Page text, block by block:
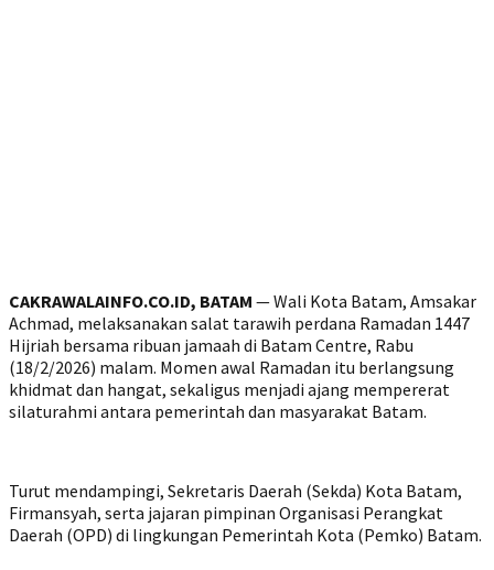
CAKRAWALAINFO.CO.ID, BATAM — Wali Kota Batam, Amsakar
Achmad, melaksanakan salat tarawih perdana Ramadan 1447
Hijriah bersama ribuan jamaah di Batam Centre, Rabu
(18/2/2026) malam. Momen awal Ramadan itu berlangsung
khidmat dan hangat, sekaligus menjadi ajang mempererat
silaturahmi antara pemerintah dan masyarakat Batam.
Turut mendampingi, Sekretaris Daerah (Sekda) Kota Batam,
Firmansyah, serta jajaran pimpinan Organisasi Perangkat
Daerah (OPD) di lingkungan Pemerintah Kota (Pemko) Batam.